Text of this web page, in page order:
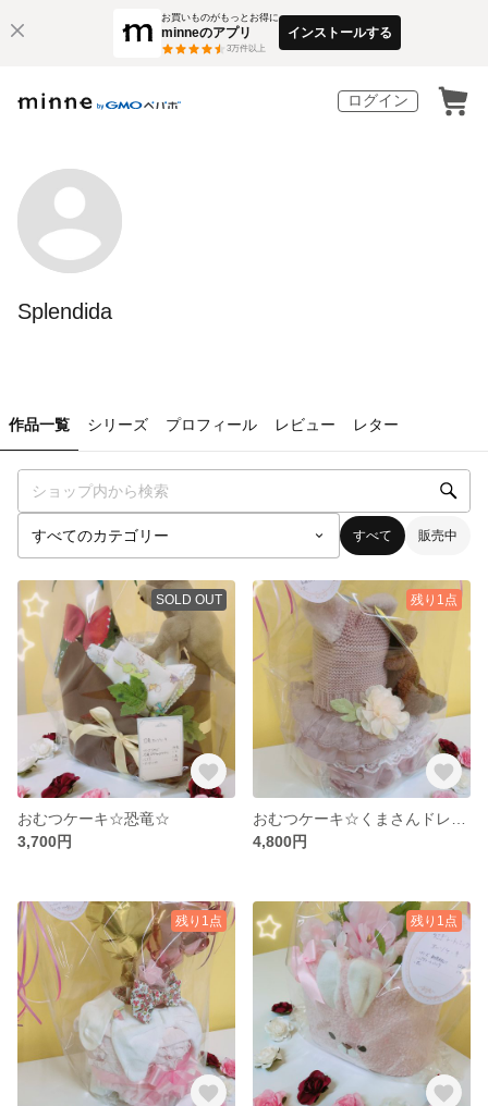
お買いものがもっとお得に
minneのアプリ
3万件以上
インストールする
ログイン
Splendida
作品一覧 シリーズ プロフィール レビュー レター
すべて 販売中
SOLD OUT
おむつケーキ☆恐竜☆
3,700円
残り1点
4,800円
残り1点 残り1点